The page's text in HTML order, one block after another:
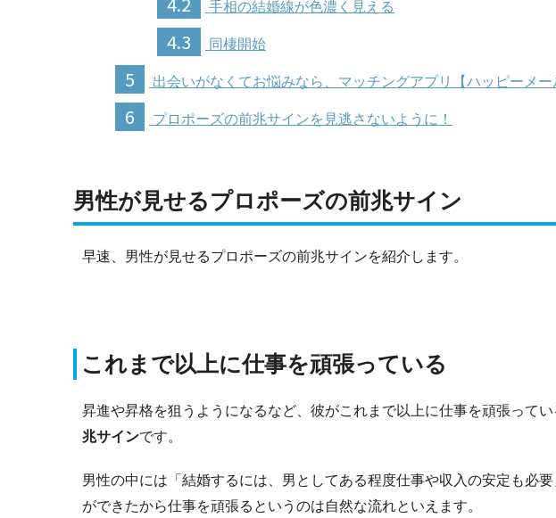
手相の結婚線が色濃く見える
4.3 同棲開始
5 出会いがなくてお悩みなら、マッチングアプリ【ハッピーメー
6 プロポーズの前兆サインを見逃さないように！
男性が見せるプロポーズの前兆サイン
早速、男性が見せるプロポーズの前兆サインを紹介します。
これまで以上に仕事を頑張っている
昇進や昇格を狙うようになるなど、彼がこれまで以上に仕事を頑張って
兆サインです。
男性の中には「結婚するには、男としてある程度仕事や収入の安定も必
ができたから仕事を頑張るというのは自然な流れといえます。